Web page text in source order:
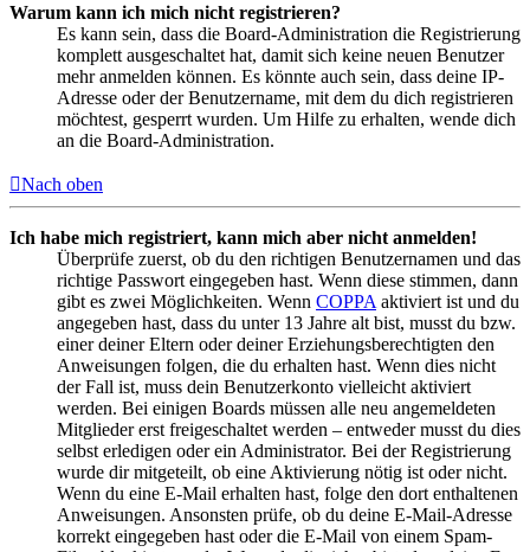
Warum kann ich mich nicht registrieren?
Es kann sein, dass die Board-Administration die Registrierung
komplett ausgeschaltet hat, damit sich keine neuen Benutzer
mehr anmelden können. Es könnte auch sein, dass deine IP-
Adresse oder der Benutzername, mit dem du dich registrieren
möchtest, gesperrt wurden. Um Hilfe zu erhalten, wende dich
an die Board-Administration.
Nach oben
Ich habe mich registriert, kann mich aber nicht anmelden!
Überprüfe zuerst, ob du den richtigen Benutzernamen und das
richtige Passwort eingegeben hast. Wenn diese stimmen, dann
gibt es zwei Möglichkeiten. Wenn COPPA aktiviert ist und du
angegeben hast, dass du unter 13 Jahre alt bist, musst du bzw.
einer deiner Eltern oder deiner Erziehungsberechtigten den
Anweisungen folgen, die du erhalten hast. Wenn dies nicht
der Fall ist, muss dein Benutzerkonto vielleicht aktiviert
werden. Bei einigen Boards müssen alle neu angemeldeten
Mitglieder erst freigeschaltet werden – entweder musst du dies
selbst erledigen oder ein Administrator. Bei der Registrierung
wurde dir mitgeteilt, ob eine Aktivierung nötig ist oder nicht.
Wenn du eine E-Mail erhalten hast, folge den dort enthaltenen
Anweisungen. Ansonsten prüfe, ob du deine E-Mail-Adresse
korrekt eingegeben hast oder die E-Mail von einem Spam-